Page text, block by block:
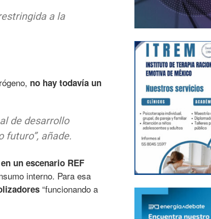
a la
no hay todavía un
de desarrollo
futuro”, añade.
un escenario REF
interno. Para esa
“funcionando a